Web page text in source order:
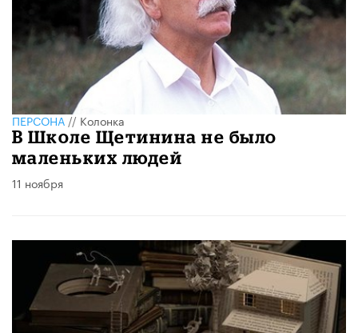
ПЕРСОНА// Колонка
В Школе Щетинина не было
маленьких людей
11 ноября